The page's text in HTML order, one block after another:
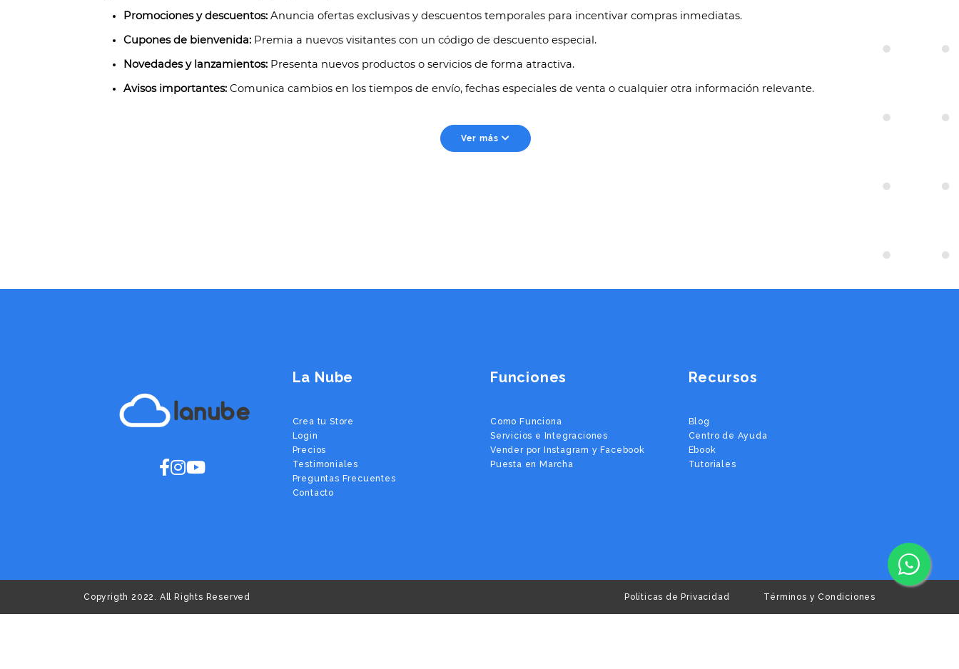
Promociones y descuentos: Anuncia ofertas exclusivas y descuentos temporales para incentivar compras inmediatas.
Cupones de bienvenida: Premia a nuevos visitantes con un código de descuento especial.
Novedades y lanzamientos: Presenta nuevos productos o servicios de forma atractiva.
Avisos importantes: Comunica cambios en los tiempos de envío, fechas especiales de venta o cualquier otra información relevante.
Ver más
lanube
La Nube
Crea tu Store
Login
Precios
Testimoniales
Preguntas Frecuentes
Contacto
Funciones
Como Funciona
Servicios e Integraciones
Vender por Instagram y Facebook
Puesta en Marcha
Recursos
Blog
Centro de Ayuda
Ebook
Tutoriales
Copyrigth 2022. All Rights Reserved Políticas de Privacidad Términos y Condiciones